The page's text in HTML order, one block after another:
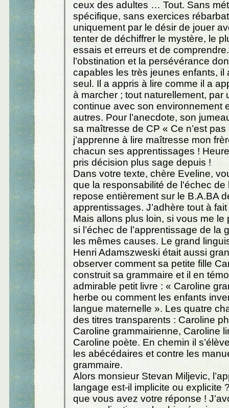
ceux des adultes … Tout. Sans
spécifique, sans exercices
uniquement par le désir de jouer
tenter de déchiffrer le mystère, le
essais et erreurs et de
l’obstination et la persévérance
capables les très jeunes enfants, il
seul. Il a appris à lire comme il a
à marcher ; tout naturellement, par
continue avec son environnement
autres. Pour l’anecdote, son
sa maîtresse de CP « Ce n’est
j’apprenne à lire maîtresse mon
chacun ses apprentissages !
pris décision plus sage depuis !
Dans votre texte, chère Eveline,
que la responsabilité de l'échec de
repose entièrement sur le B.A.BA
apprentissages. J’adhère tout à
Mais allons plus loin, si vous me le
si l’échec de l’apprentissage de la
les mêmes causes. Le grand
Henri Adamszweski était aussi
observer comment sa petite fille
construit sa grammaire et il en
admirable petit livre : « Caroline
herbe ou comment les enfants
langue maternelle ». Les quatre
des titres transparents : Caroline
Caroline grammairienne, Caroline
Caroline poète. En chemin il
les abécédaires et contre les
grammaire.
Alors monsieur Stevan Miljevic,
langage est-il implicite ou explicite
que vous avez votre réponse !